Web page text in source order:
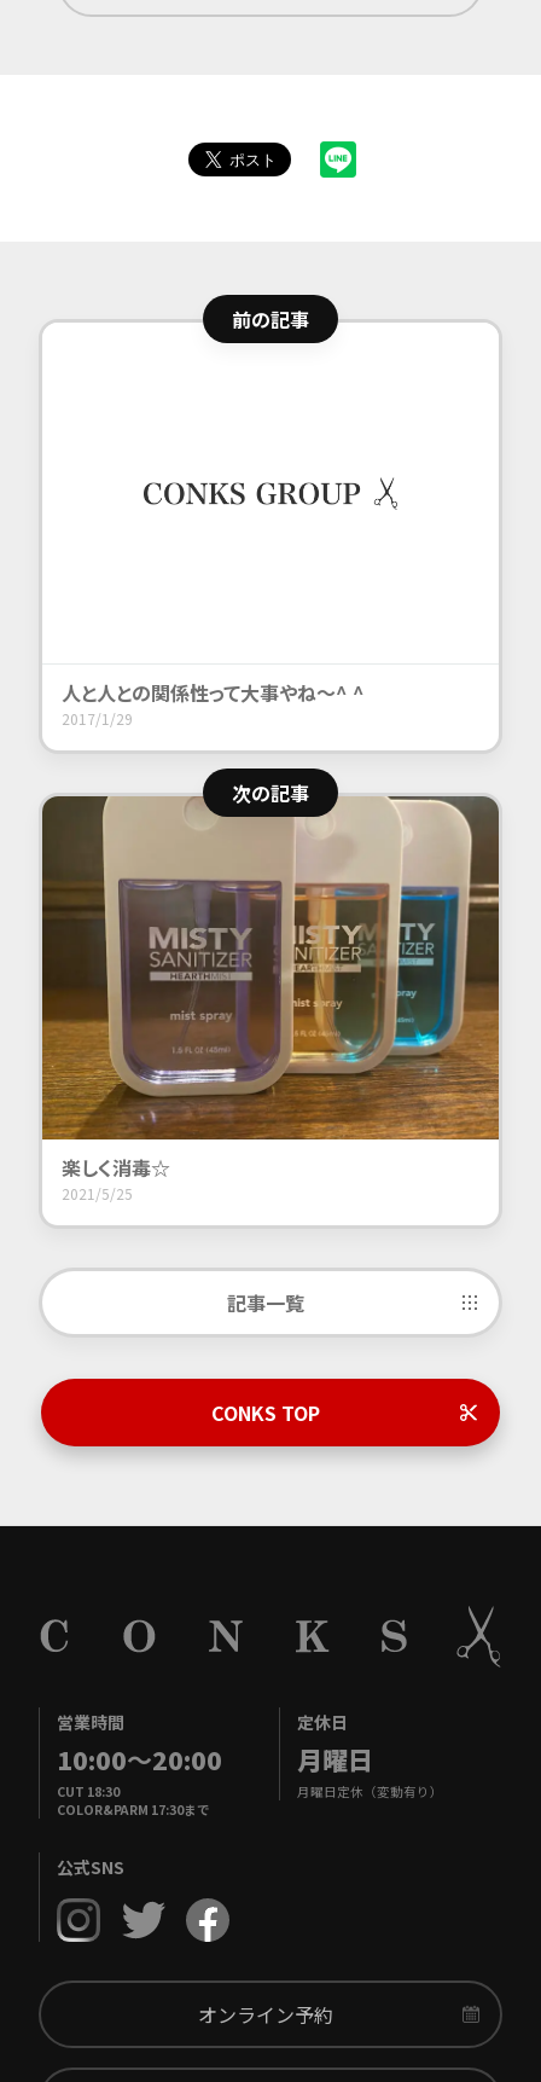
前の記事
人と人との関係性って大事やね〜^ ^
2017/1/29
次の記事
楽しく消毒☆
2021/5/25
記事一覧
CONKS TOP
営業時間
10:00～20:00
CUT 18:30
COLOR&PARM 17:30まで
定休日
月曜日
月曜日定休（変動有り）
公式SNS
オンライン予約